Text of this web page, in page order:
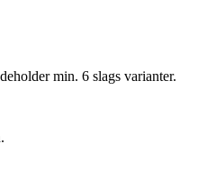
min. 6 slags varianter.